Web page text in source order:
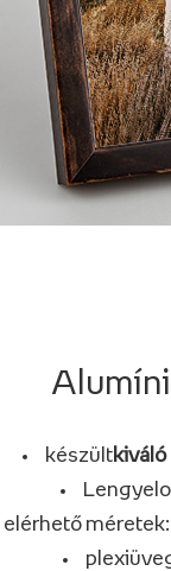
készült
elérhető méretek: